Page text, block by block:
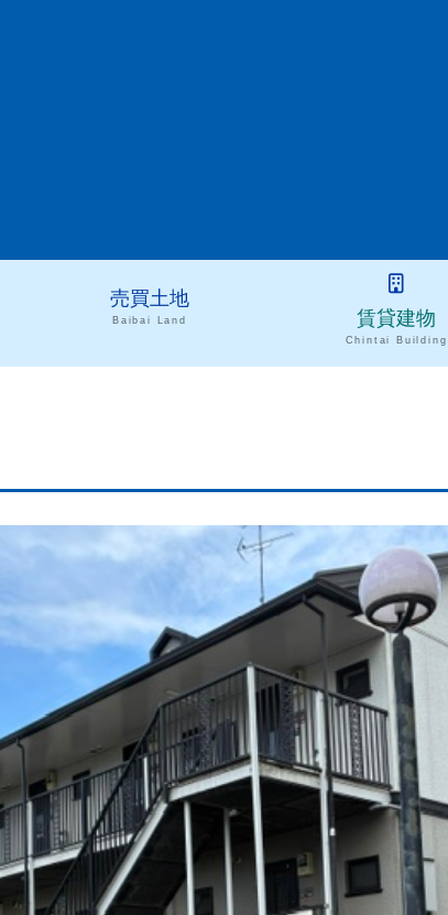
売買土地
Baibai Land 賃貸建物
Chintai Building